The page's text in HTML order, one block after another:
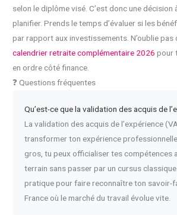
selon le diplôme visé. C’est donc une décision
planifier. Prends le temps d’évaluer si les
par rapport aux investissements. N’oublie pas
calendrier retraite complémentaire 2026 pour
en ordre côté finance.
❓ Questions fréquentes
Qu’est-ce que la validation des acquis de
La validation des acquis de l’expérience
transformer ton expérience professionnelle
gros, tu peux officialiser tes compétences
terrain sans passer par un cursus
pratique pour faire reconnaître ton savoir-
France où le marché du travail évolue vite.